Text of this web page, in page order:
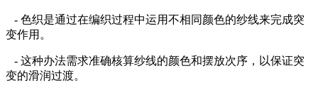
- 色织是通过在编织过程中运用不相同颜色的纱线来完成突
变作用。
- 这种办法需求准确核算纱线的颜色和摆放次序，以保证突
变的滑润过渡。